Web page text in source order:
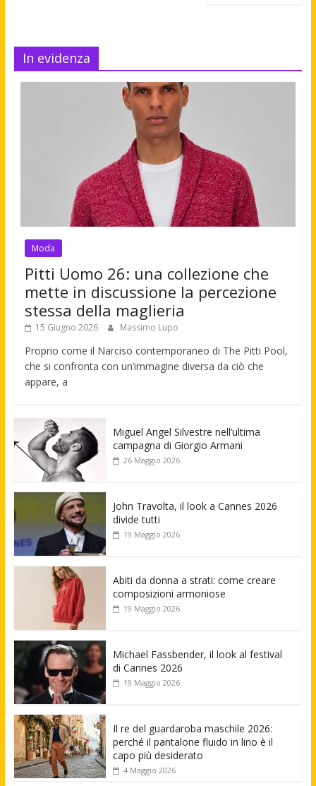
In evidenza
Moda
Pitti Uomo 26: una collezione che
mette in discussione la percezione
stessa della maglieria
15 Giugno 2026 Massimo Lupo
Proprio come il Narciso contemporaneo di The Pitti Pool,
che si confronta con un’immagine diversa da ciò che
appare, a
Miguel Angel Silvestre nell’ultima
campagna di Giorgio Armani
26 Maggio 2026
John Travolta, il look a Cannes 2026
divide tutti
19 Maggio 2026
Abiti da donna a strati: come creare
composizioni armoniose
19 Maggio 2026
Michael Fassbender, il look al festival
di Cannes 2026
19 Maggio 2026
Il re del guardaroba maschile 2026:
perché il pantalone fluido in lino è il
capo più desiderato
4 Maggio 2026